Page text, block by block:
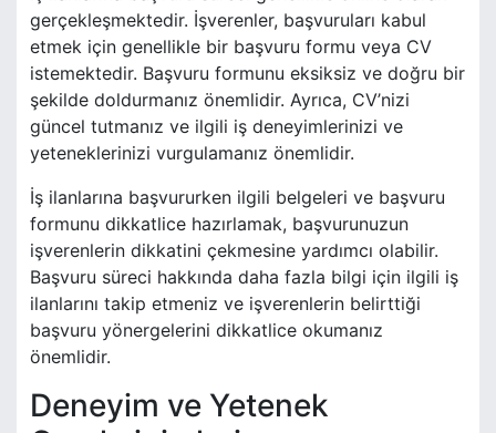
gerçekleşmektedir. İşverenler, başvuruları kabul
etmek için genellikle bir başvuru formu veya CV
istemektedir. Başvuru formunu eksiksiz ve doğru bir
şekilde doldurmanız önemlidir. Ayrıca, CV’nizi
güncel tutmanız ve ilgili iş deneyimlerinizi ve
yeteneklerinizi vurgulamanız önemlidir.
İş ilanlarına başvururken ilgili belgeleri ve başvuru
formunu dikkatlice hazırlamak, başvurunuzun
işverenlerin dikkatini çekmesine yardımcı olabilir.
Başvuru süreci hakkında daha fazla bilgi için ilgili iş
ilanlarını takip etmeniz ve işverenlerin belirttiği
başvuru yönergelerini dikkatlice okumanız
önemlidir.
Deneyim ve Yetenek